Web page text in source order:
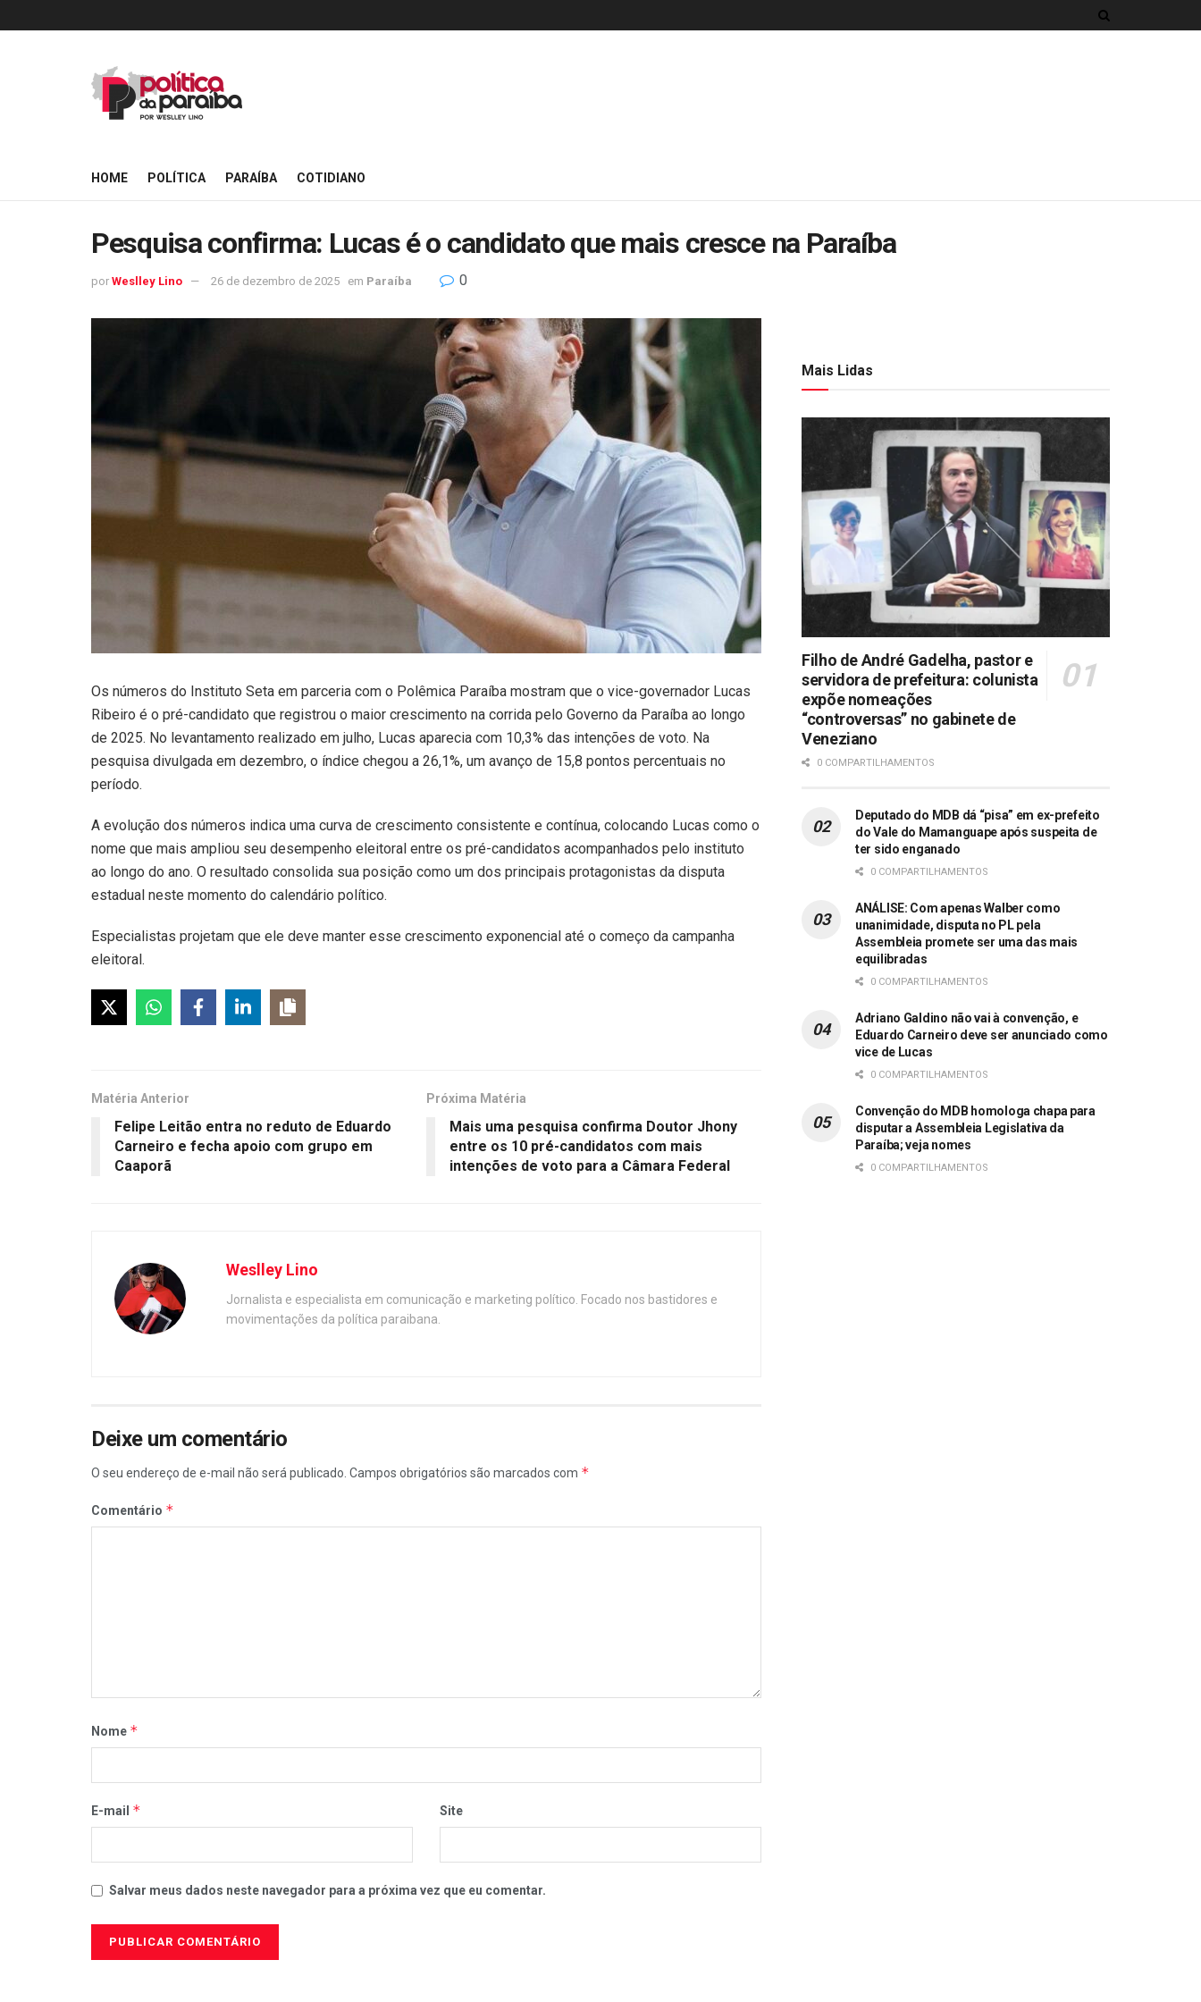
HOME POLÍTICA PARAÍBA COTIDIANO
Pesquisa confirma: Lucas é o candidato que mais cresce na Paraíba
por Weslley Lino 26 de dezembro de 2025 em Paraíba 0
Os números do Instituto Seta em parceria com o Polêmica Paraíba mostram que o vice-governador Lucas
Ribeiro é o pré-candidato que registrou o maior crescimento na corrida pelo Governo da Paraíba ao longo
de 2025. No levantamento realizado em julho, Lucas aparecia com 10,3% das intenções de voto. Na
pesquisa divulgada em dezembro, o índice chegou a 26,1%, um avanço de 15,8 pontos percentuais no
período.
A evolução dos números indica uma curva de crescimento consistente e contínua, colocando Lucas como o
nome que mais ampliou seu desempenho eleitoral entre os pré-candidatos acompanhados pelo instituto
ao longo do ano. O resultado consolida sua posição como um dos principais protagonistas da disputa
estadual neste momento do calendário político.
Especialistas projetam que ele deve manter esse crescimento exponencial até o começo da campanha
eleitoral.
Matéria Anterior
Felipe Leitão entra no reduto de Eduardo
Carneiro e fecha apoio com grupo em
Caaporã
Próxima Matéria
Mais uma pesquisa confirma Doutor Jhony
entre os 10 pré-candidatos com mais
intenções de voto para a Câmara Federal
Weslley Lino
Jornalista e especialista em comunicação e marketing político. Focado nos bastidores e
movimentações da política paraibana.
Deixe um comentário
O seu endereço de e-mail não será publicado. Campos obrigatórios são marcados com *
Comentário *
Nome *
E-mail * Site
Salvar meus dados neste navegador para a próxima vez que eu comentar.
Mais Lidas
Filho de André Gadelha, pastor e
servidora de prefeitura: colunista
expõe nomeações
“controversas” no gabinete de
Veneziano
0 COMPARTILHAMENTOS
Deputado do MDB dá “pisa” em ex-prefeito
do Vale do Mamanguape após suspeita de
ter sido enganado
0 COMPARTILHAMENTOS
ANÁLISE: Com apenas Walber como
unanimidade, disputa no PL pela
Assembleia promete ser uma das mais
equilibradas
0 COMPARTILHAMENTOS
Adriano Galdino não vai à convenção, e
Eduardo Carneiro deve ser anunciado como
vice de Lucas
0 COMPARTILHAMENTOS
Convenção do MDB homologa chapa para
disputar a Assembleia Legislativa da
Paraíba; veja nomes
0 COMPARTILHAMENTOS